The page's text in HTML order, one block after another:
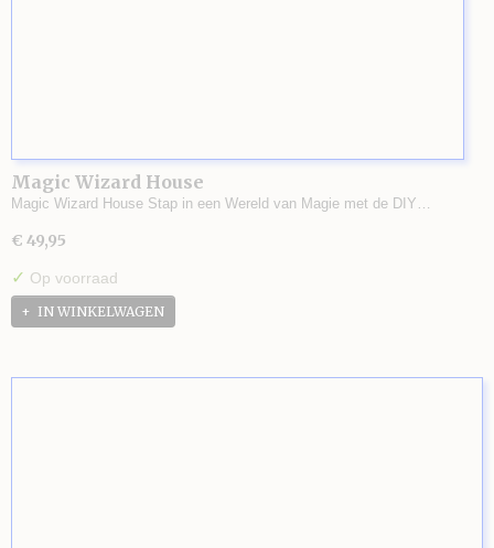
Magic Wizard House
Magic Wizard House Stap in een Wereld van Magie met de DIY…
€ 49,95
✓ Op voorraad
IN WINKELWAGEN